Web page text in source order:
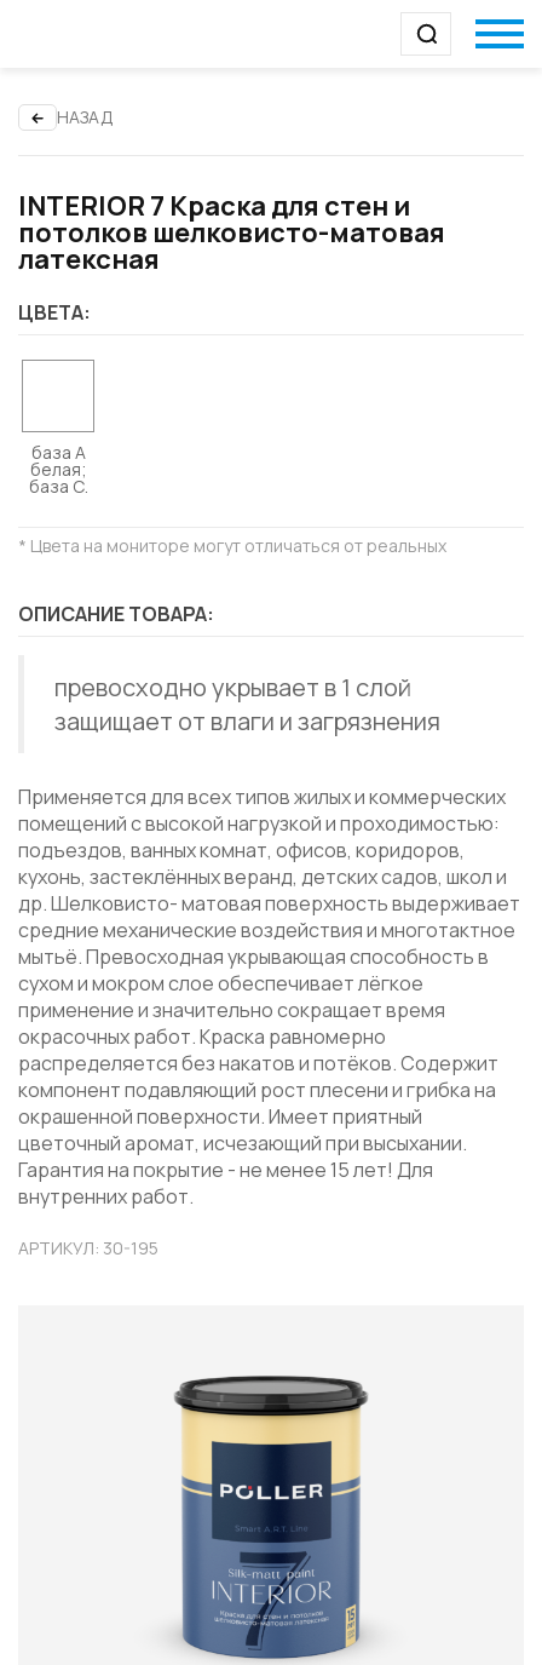
НАЗАД
INTERIOR 7 Краска для стен и
потолков шелковисто-матовая
латексная
ЦВЕТА:
база А
белая;
база С.
* Цвета на мониторе могут отличаться от реальных
ОПИСАНИЕ ТОВАРА:
превосходно укрывает в 1 слой
защищает от влаги и загрязнения
Применяется для всех типов жилых и коммерческих
помещений с высокой нагрузкой и проходимостью:
подъездов, ванных комнат, офисов, коридоров,
кухонь, застеклённых веранд, детских садов, школ и
др. Шелковисто- матовая поверхность выдерживает
средние механические воздействия и многотактное
мытьё. Превосходная укрывающая способность в
сухом и мокром слое обеспечивает лёгкое
применение и значительно сокращает время
окрасочных работ. Краска равномерно
распределяется без накатов и потёков. Содержит
компонент подавляющий рост плесени и грибка на
окрашенной поверхности. Имеет приятный
цветочный аромат, исчезающий при высыхании.
Гарантия на покрытие - не менее 15 лет! Для
внутренних работ.
АРТИКУЛ: 30-195